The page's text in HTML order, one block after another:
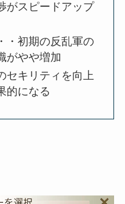
がスピードアップ
・初期の反乱軍の
がやや増加
セキリティを向上
的になる